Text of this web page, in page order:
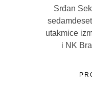
Srđan
utakmice
i NK